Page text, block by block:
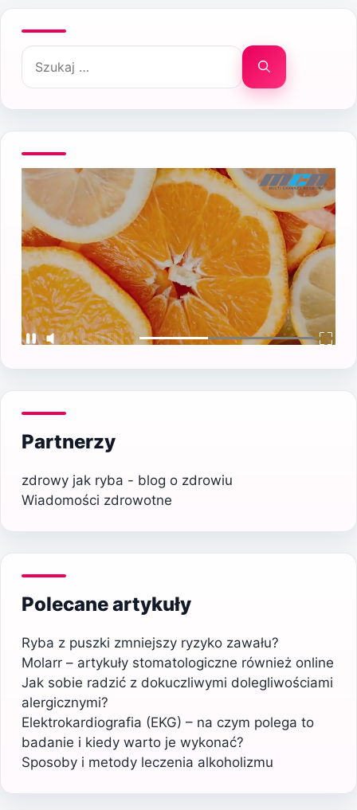
Szukaj:
Partnerzy
zdrowy jak ryba - blog o zdrowiu
Wiadomości zdrowotne
Polecane artykuły
Ryba z puszki zmniejszy ryzyko zawału?
Molarr – artykuły stomatologiczne również online
Jak sobie radzić z dokuczliwymi dolegliwościami
alergicznymi?
Elektrokardiografia (EKG) – na czym polega to
badanie i kiedy warto je wykonać?
Sposoby i metody leczenia alkoholizmu